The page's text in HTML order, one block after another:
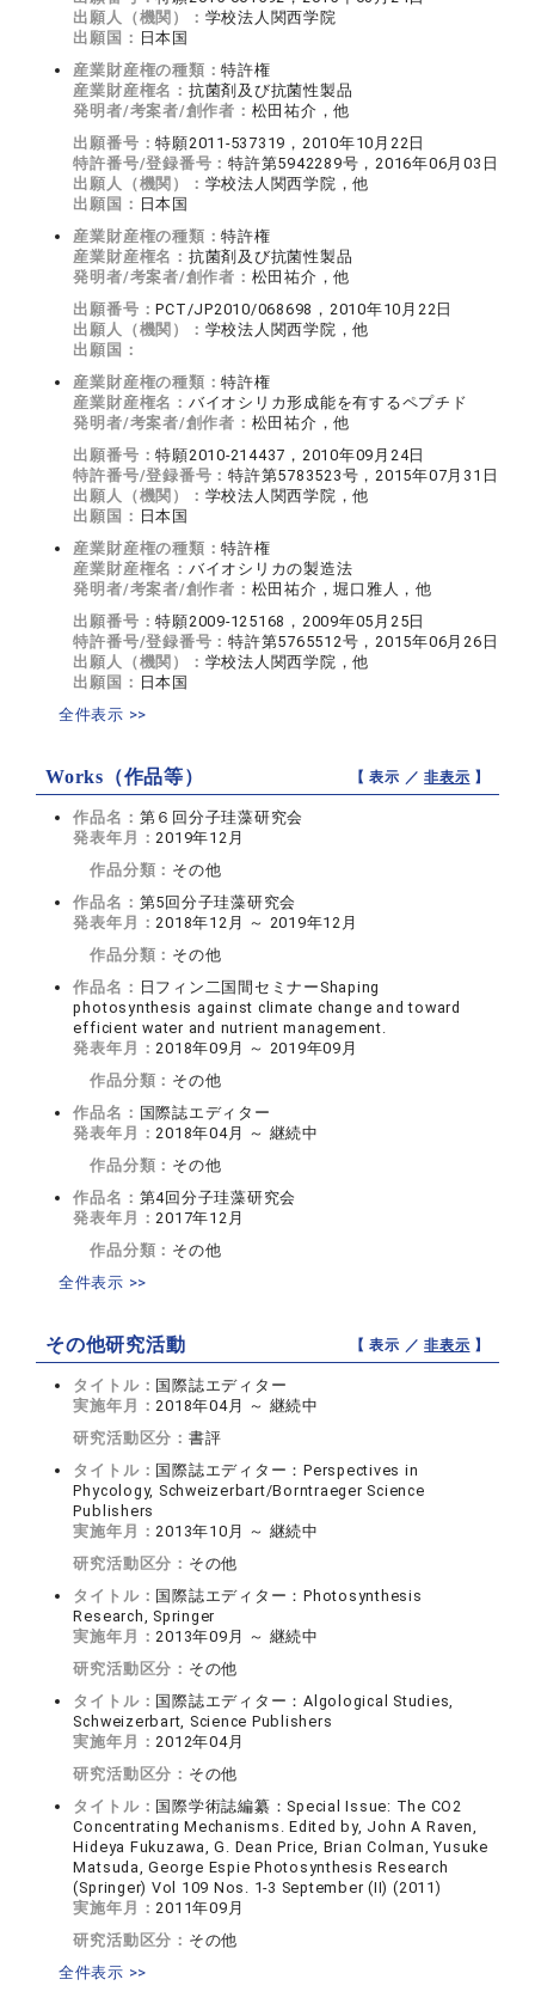
出願人（機関）： 学校法人関西学院
出願国： 日本国
産業財産権の種類：特許権
産業財産権名： 抗菌剤及び抗菌性製品
発明者/考案者/創作者： 松田祐介，他
出願番号：特願2011-537319，2010年10月22日
特許番号/登録番号：特許第5942289号，2016年06月03日
出願人（機関）： 学校法人関西学院，他
出願国： 日本国
産業財産権の種類：特許権
産業財産権名： 抗菌剤及び抗菌性製品
発明者/考案者/創作者： 松田祐介，他
出願番号：PCT/JP2010/068698，2010年10月22日
出願人（機関）： 学校法人関西学院，他
出願国：
産業財産権の種類：特許権
産業財産権名： バイオシリカ形成能を有するペプチド
発明者/考案者/創作者： 松田祐介，他
出願番号：特願2010-214437，2010年09月24日
特許番号/登録番号：特許第5783523号，2015年07月31日
出願人（機関）： 学校法人関西学院，他
出願国： 日本国
産業財産権の種類：特許権
産業財産権名： バイオシリカの製造法
発明者/考案者/創作者： 松田祐介，堀口雅人，他
出願番号：特願2009-125168，2009年05月25日
特許番号/登録番号：特許第5765512号，2015年06月26日
出願人（機関）： 学校法人関西学院，他
出願国： 日本国
全件表示 >>
Works（作品等） 【 表示 ／非表示 】
作品名： 第６回分子珪藻研究会
発表年月：2019年12月
作品分類： その他
作品名： 第5回分子珪藻研究会
発表年月：2018年12月 ～ 2019年12月
作品分類： その他
作品名： 日フィン二国間セミナーShaping
photosynthesis against climate change and toward
efficient water and nutrient management.
発表年月：2018年09月 ～ 2019年09月
作品分類： その他
作品名： 国際誌エディター
発表年月：2018年04月 ～ 継続中
作品分類： その他
作品名： 第4回分子珪藻研究会
発表年月：2017年12月
作品分類： その他
全件表示 >>
その他研究活動 【 表示 ／非表示 】
タイトル： 国際誌エディター
実施年月：2018年04月 ～ 継続中
研究活動区分： 書評
タイトル： 国際誌エディター：Perspectives in
Phycology, Schweizerbart/Borntraeger Science
Publishers
実施年月：2013年10月 ～ 継続中
研究活動区分： その他
タイトル： 国際誌エディター：Photosynthesis
Research, Springer
実施年月：2013年09月 ～ 継続中
研究活動区分： その他
タイトル： 国際誌エディター：Algological Studies,
Schweizerbart, Science Publishers
実施年月：2012年04月
研究活動区分： その他
タイトル： 国際学術誌編纂：Special Issue: The CO2
Concentrating Mechanisms. Edited by, John A Raven,
Hideya Fukuzawa, G. Dean Price, Brian Colman, Yusuke
Matsuda, George Espie Photosynthesis Research
(Springer) Vol 109 Nos. 1-3 September (II) (2011)
実施年月：2011年09月
研究活動区分： その他
全件表示 >>